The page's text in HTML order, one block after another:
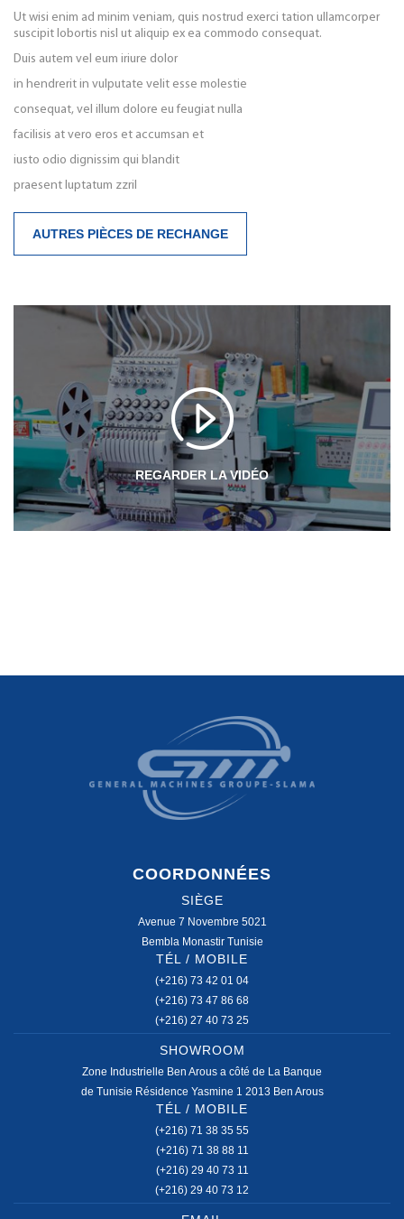
Ut wisi enim ad minim veniam, quis nostrud exerci tation ullamcorper
suscipit lobortis nisl ut aliquip ex ea commodo consequat.
Duis autem vel eum iriure dolor
in hendrerit in vulputate velit esse molestie
consequat, vel illum dolore eu feugiat nulla
facilisis at vero eros et accumsan et
iusto odio dignissim qui blandit
praesent luptatum zzril
AUTRES PIÈCES DE RECHANGE
COORDONNÉES
SIÈGE
Avenue 7 Novembre 5021
Bembla Monastir Tunisie
TÉL / MOBILE
(+216) 73 42 01 04
(+216) 73 47 86 68
(+216) 27 40 73 25
SHOWROOM
Zone Industrielle Ben Arous a côté de La Banque
de Tunisie Résidence Yasmine 1 2013 Ben Arous
TÉL / MOBILE
(+216) 71 38 35 55
(+216) 71 38 88 11
(+216) 29 40 73 11
(+216) 29 40 73 12